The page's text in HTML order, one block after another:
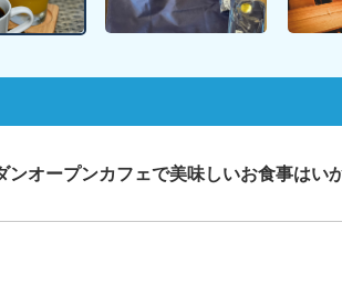
オープンカフェで美味しいお食事はい